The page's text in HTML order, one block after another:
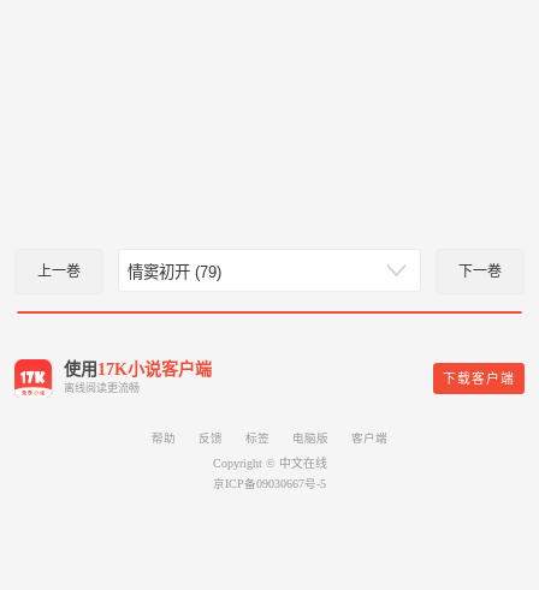
上一巻 下一巻
使用 17K小说客户端
离线阅读更流畅
下载客户端
帮助 反馈 标签 电脑版
客户端
Copyright © 中文在线
京ICP备09030667号-5